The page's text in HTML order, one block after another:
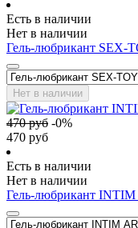
Есть в наличии
Нет в наличии
Гель-любрикант SEX-
Нет в наличии
470руб -0%
470 руб
Есть в наличии
Нет в наличии
Гель-любрикант